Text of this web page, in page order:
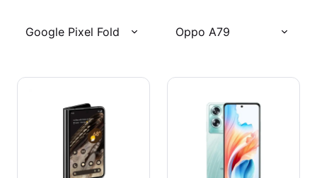
Google Pixel Fold Oppo A79